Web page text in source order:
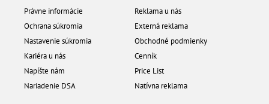
Právne informácie
Ochrana súkromia
Nastavenie súkromia
Kariéra u nás
Napíšte nám
Nariadenie DSA
Reklama u nás
Externá reklama
Obchodné podmienky
Cenník
Price List
Natívna reklama